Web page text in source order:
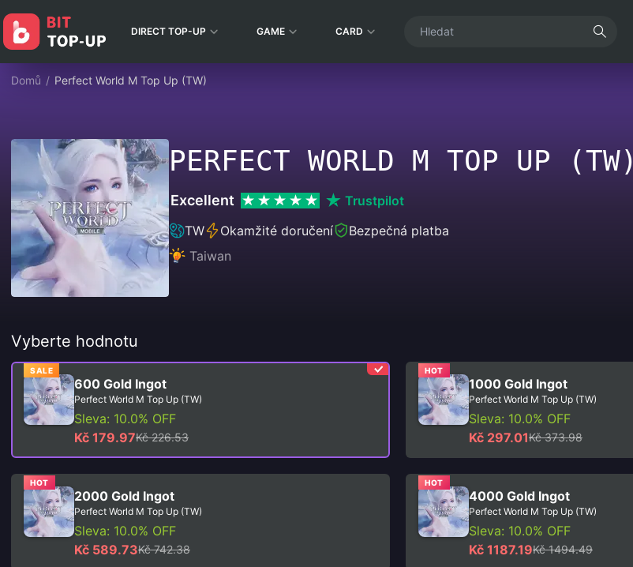
DIRECT TOP-UP GAME CARD
Domů / Perfect World M Top Up (TW)
PERFECT WORLD M TOP UP (TW)
Excellent
Trustpilot
TW
Okamžité doručení
Bezpečná platba
Taiwan
Vyberte hodnotu
SALE
600 Gold Ingot
Perfect World M Top Up (TW)
Sleva: 10.0% OFF
Kč 179.97Kč 226.53
HOT
1000 Gold Ingot
Perfect World M Top Up (TW)
Sleva: 10.0% OFF
Kč 297.01Kč 373.98
HOT
2000 Gold Ingot
Perfect World M Top Up (TW)
Sleva: 10.0% OFF
Kč 589.73Kč 742.38
HOT
4000 Gold Ingot
Perfect World M Top Up (TW)
Sleva: 10.0% OFF
Kč 1187.19Kč 1494.49